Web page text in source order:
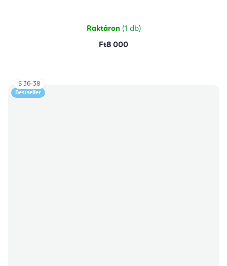
Raktáron (1 db)
Ft8 000
Bestseller
S 36-38